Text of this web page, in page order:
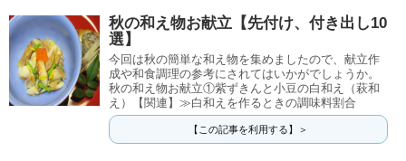
秋の和え物お献立【先付け、付き出し10
選】
今回は秋の簡単な和え物を集めましたので、献立作
成や和食調理の参考にされてはいかがでしょうか。
秋の和え物お献立①紫ずきんと小豆の白和え（萩和
え）【関連】≫白和えを作るときの調味料割合
【この記事を利用する】＞